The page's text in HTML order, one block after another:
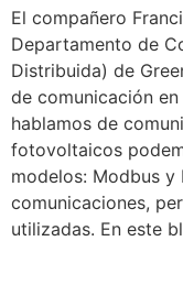
El compañero
Departamento de
Distribuida) de
de comunicación
hablamos de
fotovoltaicos
modelos: Modbus
comunicaciones,
utilizadas. En este